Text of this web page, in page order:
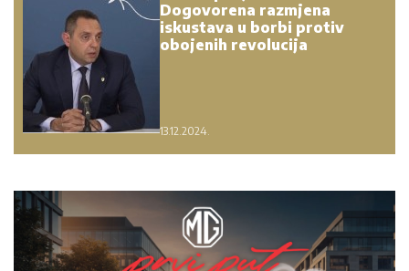
Dogovorena razmjena
iskustava u borbi protiv
obojenih revolucija
13.12.2024.